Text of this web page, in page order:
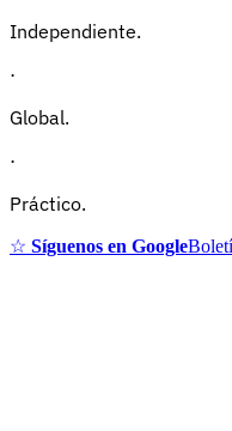
Independiente.
·
Global.
·
Práctico.
☆ Síguenos en Google